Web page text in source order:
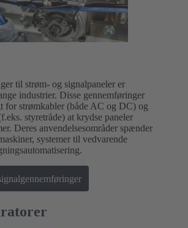
til strøm- og signalpaneler er
industrier. Disse gennemføringer
for strømkabler (både AC og DC) og
styretråde) at krydse paneler
Deres anvendelsesområder spænder
systemer til vedvarende